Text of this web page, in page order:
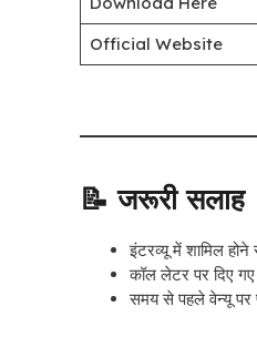
Official Website
📝 जरूरी सलाह
इंटरव्यू में शामिल
कॉल लेटर पर दिए गए
समय से पहले वेन्यू पर